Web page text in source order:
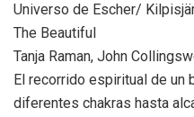
Universo de Escher/
The Beautiful
Tanja Raman, John
El recorrido espiritual de un
diferentes chakras hasta